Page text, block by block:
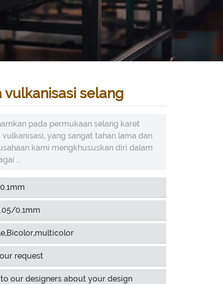
vulkanisasi selang
pada permukaan selang karet
yang sangat tahan lama dan
kami mengkhususkan diri dalam
...
0.1mm
request
to our designers about your design